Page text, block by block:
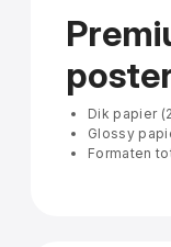
Dik papier
Glossy
Formaten